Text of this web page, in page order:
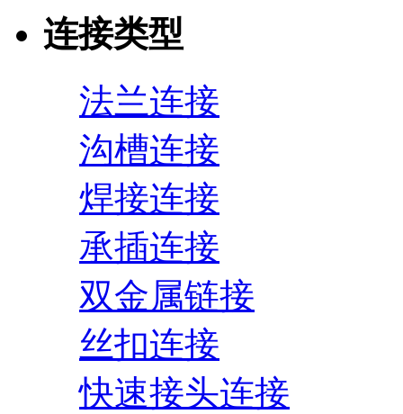
连接类型
法兰连接
沟槽连接
焊接连接
承插连接
双金属链接
丝扣连接
快速接头连接